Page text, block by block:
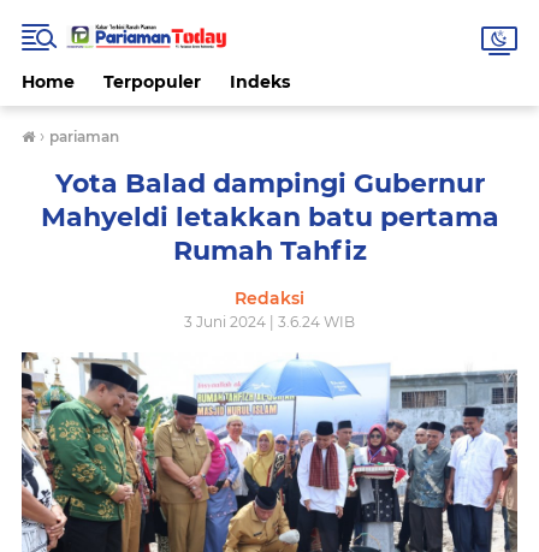
Home Terpopuler Indeks
› pariaman
Yota Balad dampingi Gubernur
Mahyeldi letakkan batu pertama
Rumah Tahfiz
Redaksi
3 Juni 2024 | 3.6.24 WIB